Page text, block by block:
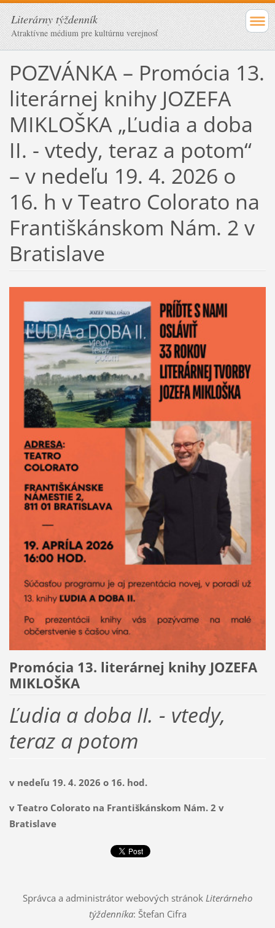
Literárny týždenník
Atraktívne médium pre kultúrnu verejnosť
POZVÁNKA – Promócia 13.
literárnej knihy JOZEFA
MIKLOŠKA „Ľudia a doba
II. - vtedy, teraz a potom“
– v nedeľu 19. 4. 2026 o
16. h v Teatro Colorato na
Františkánskom Nám. 2 v
Bratislave
Promócia 13. literárnej knihy JOZEFA
MIKLOŠKA
Ľudia a doba II. - vtedy,
teraz a potom
v nedeľu 19. 4. 2026 o 16. hod.
v Teatro Colorato na Františkánskom Nám. 2 v
Bratislave
Správca a administrátor webových stránok Literárneho
týždenníka: Štefan Cifra